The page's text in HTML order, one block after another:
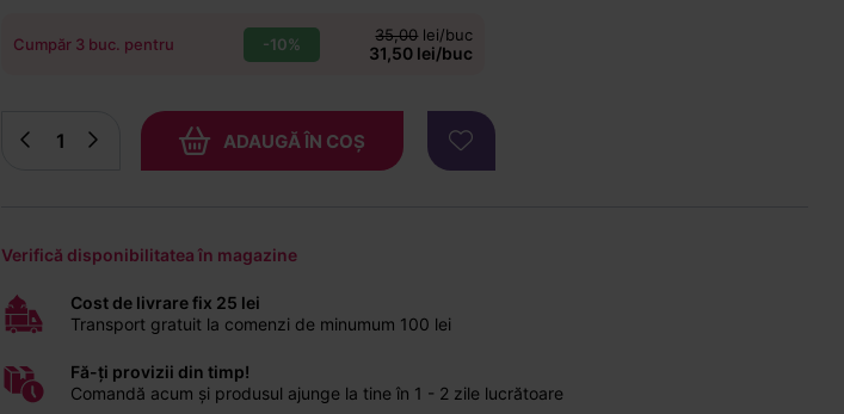
Cumpăr 3 buc. pentru -10% 35,00lei/buc
31,50 lei/buc
ADAUGĂ ÎN COȘ
Verifică disponibilitatea în magazine
Cost de livrare fix 25 lei
Transport gratuit la comenzi de minumum 100 lei
Fă-ți provizii din timp!
Comandă acum și produsul ajunge la tine în 1 - 2 zile lucrătoare